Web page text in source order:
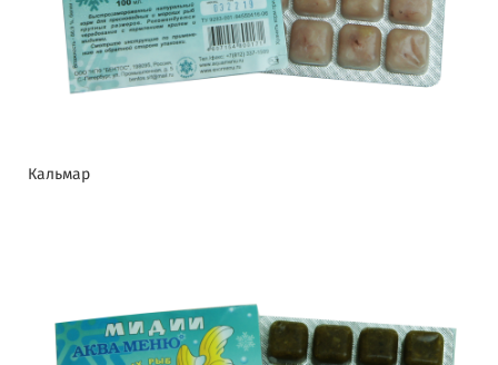
Кальмар